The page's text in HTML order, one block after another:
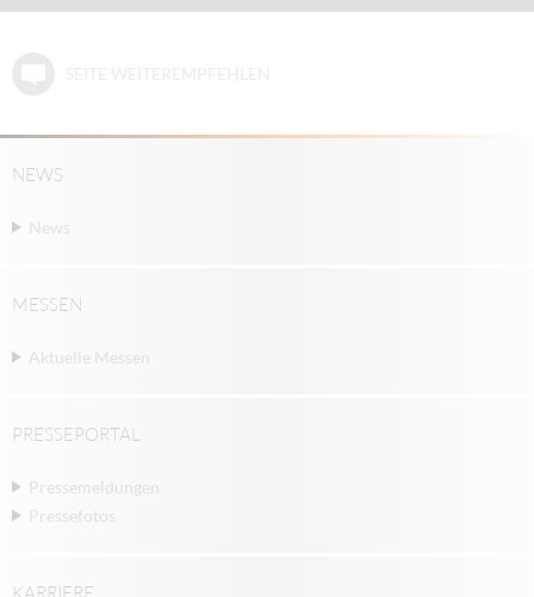
NEWS
News
MESSEN
Aktuelle Messen
PRESSEPORTAL
Pressemeldungen
Pressefotos